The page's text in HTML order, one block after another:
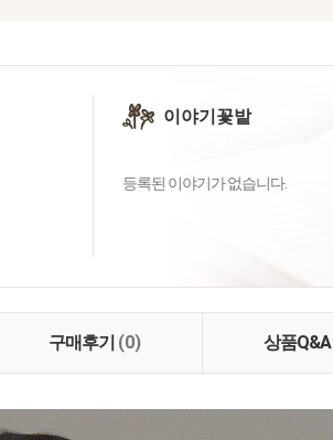
이야기꽃밭
등록된 이야기가 없습니다.
구매후기 (0) 상품Q&A